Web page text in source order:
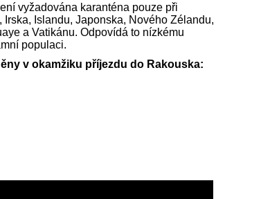
vyžadována karanténa pouze při
Islandu, Japonska, Nového Zélandu,
a Vatikánu. Odpovídá to nízkému
populaci.
v okamžiku příjezdu do Rakouska: